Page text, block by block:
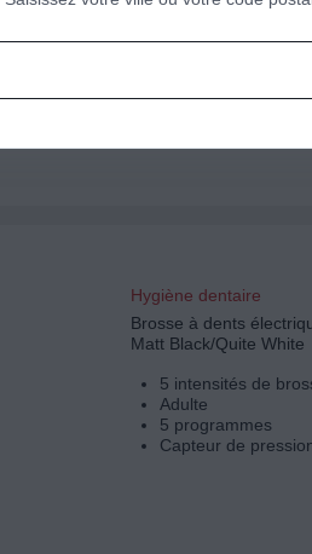
Adulte
Hygiène dentaire
Brosse à dents
Matt Black/Quite White
5 intensités de
Adulte
5 programmes
Capteur de